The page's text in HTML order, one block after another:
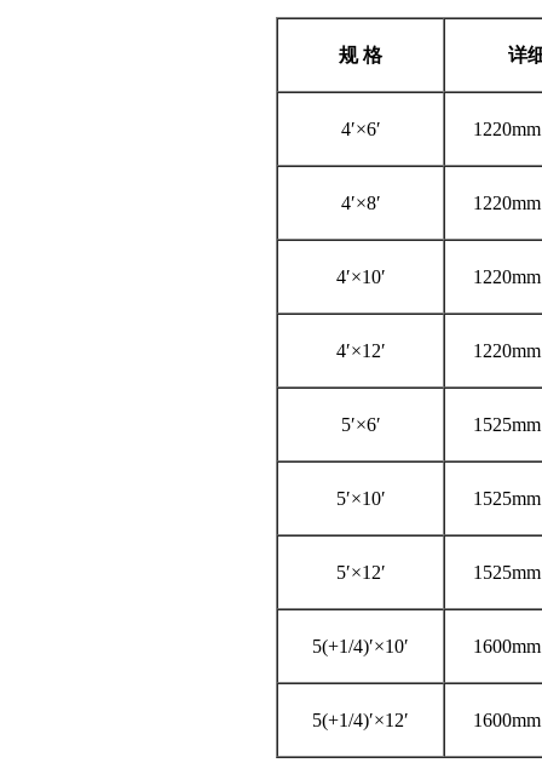
规 格 详
4′×6′
4′×8′
4′×10′
4′×12′
5′×6′
5′×10′
5′×12′
5(+1/4)′×10′
5(+1/4)′×12′